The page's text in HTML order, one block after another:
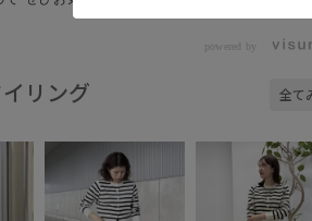
いね☺️🫶 ⁡ ⁡ ポロニットカ
ィガン ¥25,300 taxin
powered by
リング 全て